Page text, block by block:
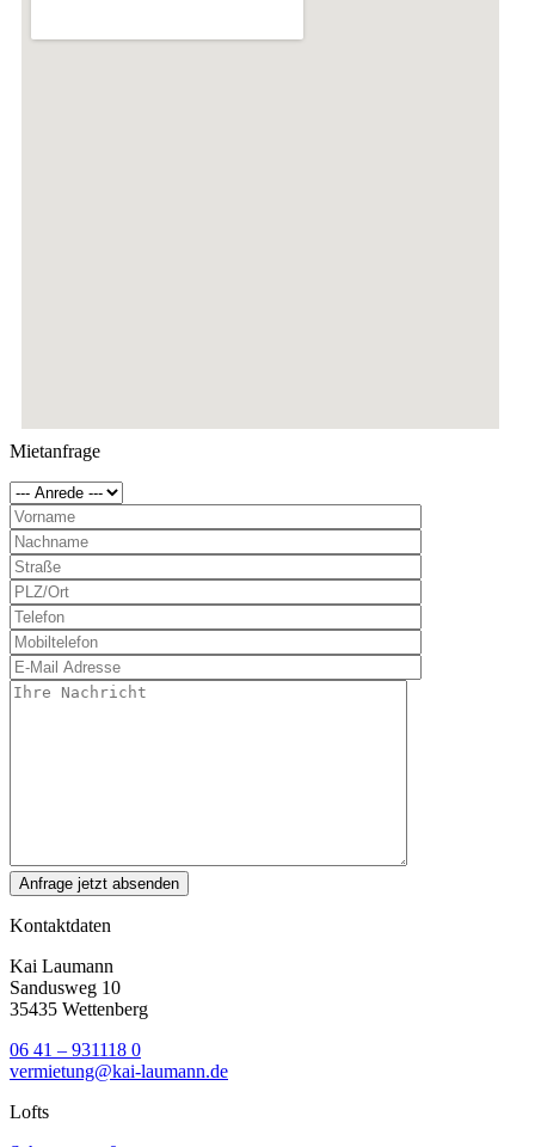
Mietanfrage
Kontaktdaten
Kai Laumann
Sandusweg 10
35435 Wettenberg
06 41 – 931118 0
vermietung@kai-laumann.de
Lofts